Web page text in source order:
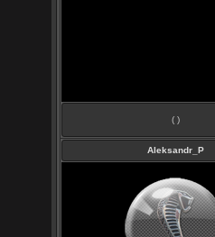
( )
Aleksandr_P